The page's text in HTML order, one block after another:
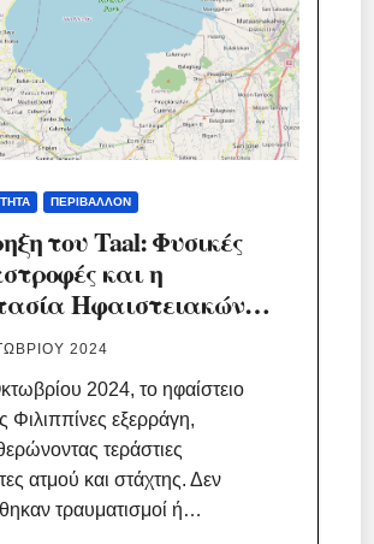
ΠΕΡΙΒΆΛΛΟΝ
του Taal: Φυσικές
και η
Ηφαιστειακών
2024
2024, το ηφαίστειο
Φιλιππίνες εξερράγη,
τεράστιες
ατμού και στάχτης. Δεν
τραυματισμοί ή…